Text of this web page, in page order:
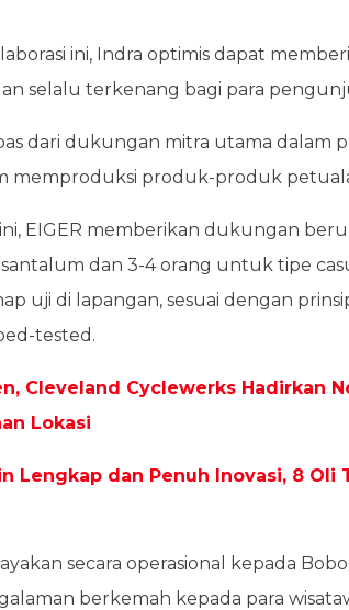
ini, Indra optimis dapat
selalu terkenang bagi para
dari dukungan mitra utama dalam
memproduksi produk-produk
EIGER memberikan dukungan
dan 3-4 orang untuk tipe
uji di lapangan, sesuai dengan
tested.
Cleveland Cyclewerks Hadirkan
Lokasi
Lengkap dan Penuh Inovasi, 8 Oli
secara operasional kepada
berkemah kepada para